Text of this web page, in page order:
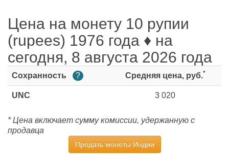
Цена на монету 10 рупии
(rupees) 1976 года ♦ на
сегодня, 8 августа 2026 года
Сохранность ? Средняя цена, руб.*
UNC 3 020
* Цена включает сумму комиссии, удержанную с
продавца
Продать монеты Индии